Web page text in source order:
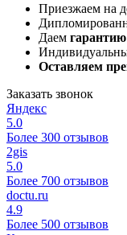
Приезжаем на
Даем гарантию
Оставляем
Заказать звонок
Яндекс
5.0
Более 300 отзывов
2gis
5.0
Более 700 отзывов
doctu.ru
4.9
Более 500 отзывов